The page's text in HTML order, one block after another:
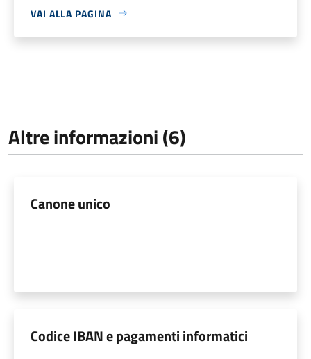
VAI ALLA PAGINA
Altre informazioni (6)
Canone unico
Codice IBAN e pagamenti informatici